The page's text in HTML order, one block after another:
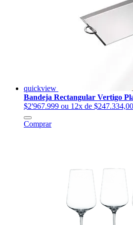
quickview
Bandeja Rectangular Vertigo
$2'967.999 ou 12x de $247.334,00
Comprar